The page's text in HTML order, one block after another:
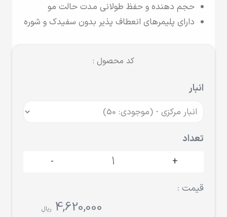
حجم دهنده و حفظ طولانی مدت حالت مو
دارای پلیمرهای انعطاف پذیر بدون سفیدک و شوره
کد محصول :
انبار
تعداد
+
-
قیمت :
4,620,000 ریال